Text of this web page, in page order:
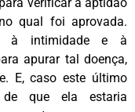
qual foi aprovada.
à intimidade e à
apurar tal doença,
E, caso este último
de que ela estaria